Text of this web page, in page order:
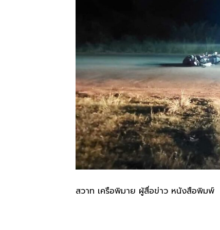
สวาท เครือพิมาย ผู้สื่อข่าว หนังสือพิมพ์